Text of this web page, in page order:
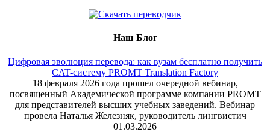
Наш Блог
Цифровая эволюция перевода: как вузам бесплатно получить
CAT-систему PROMT Translation Factory
18 февраля 2026 года прошел очередной вебинар,
посвященный Академической программе компании PROMT
для представителей высших учебных заведений. Вебинар
провела Наталья Железняк, руководитель лингвистич
01.03.2026